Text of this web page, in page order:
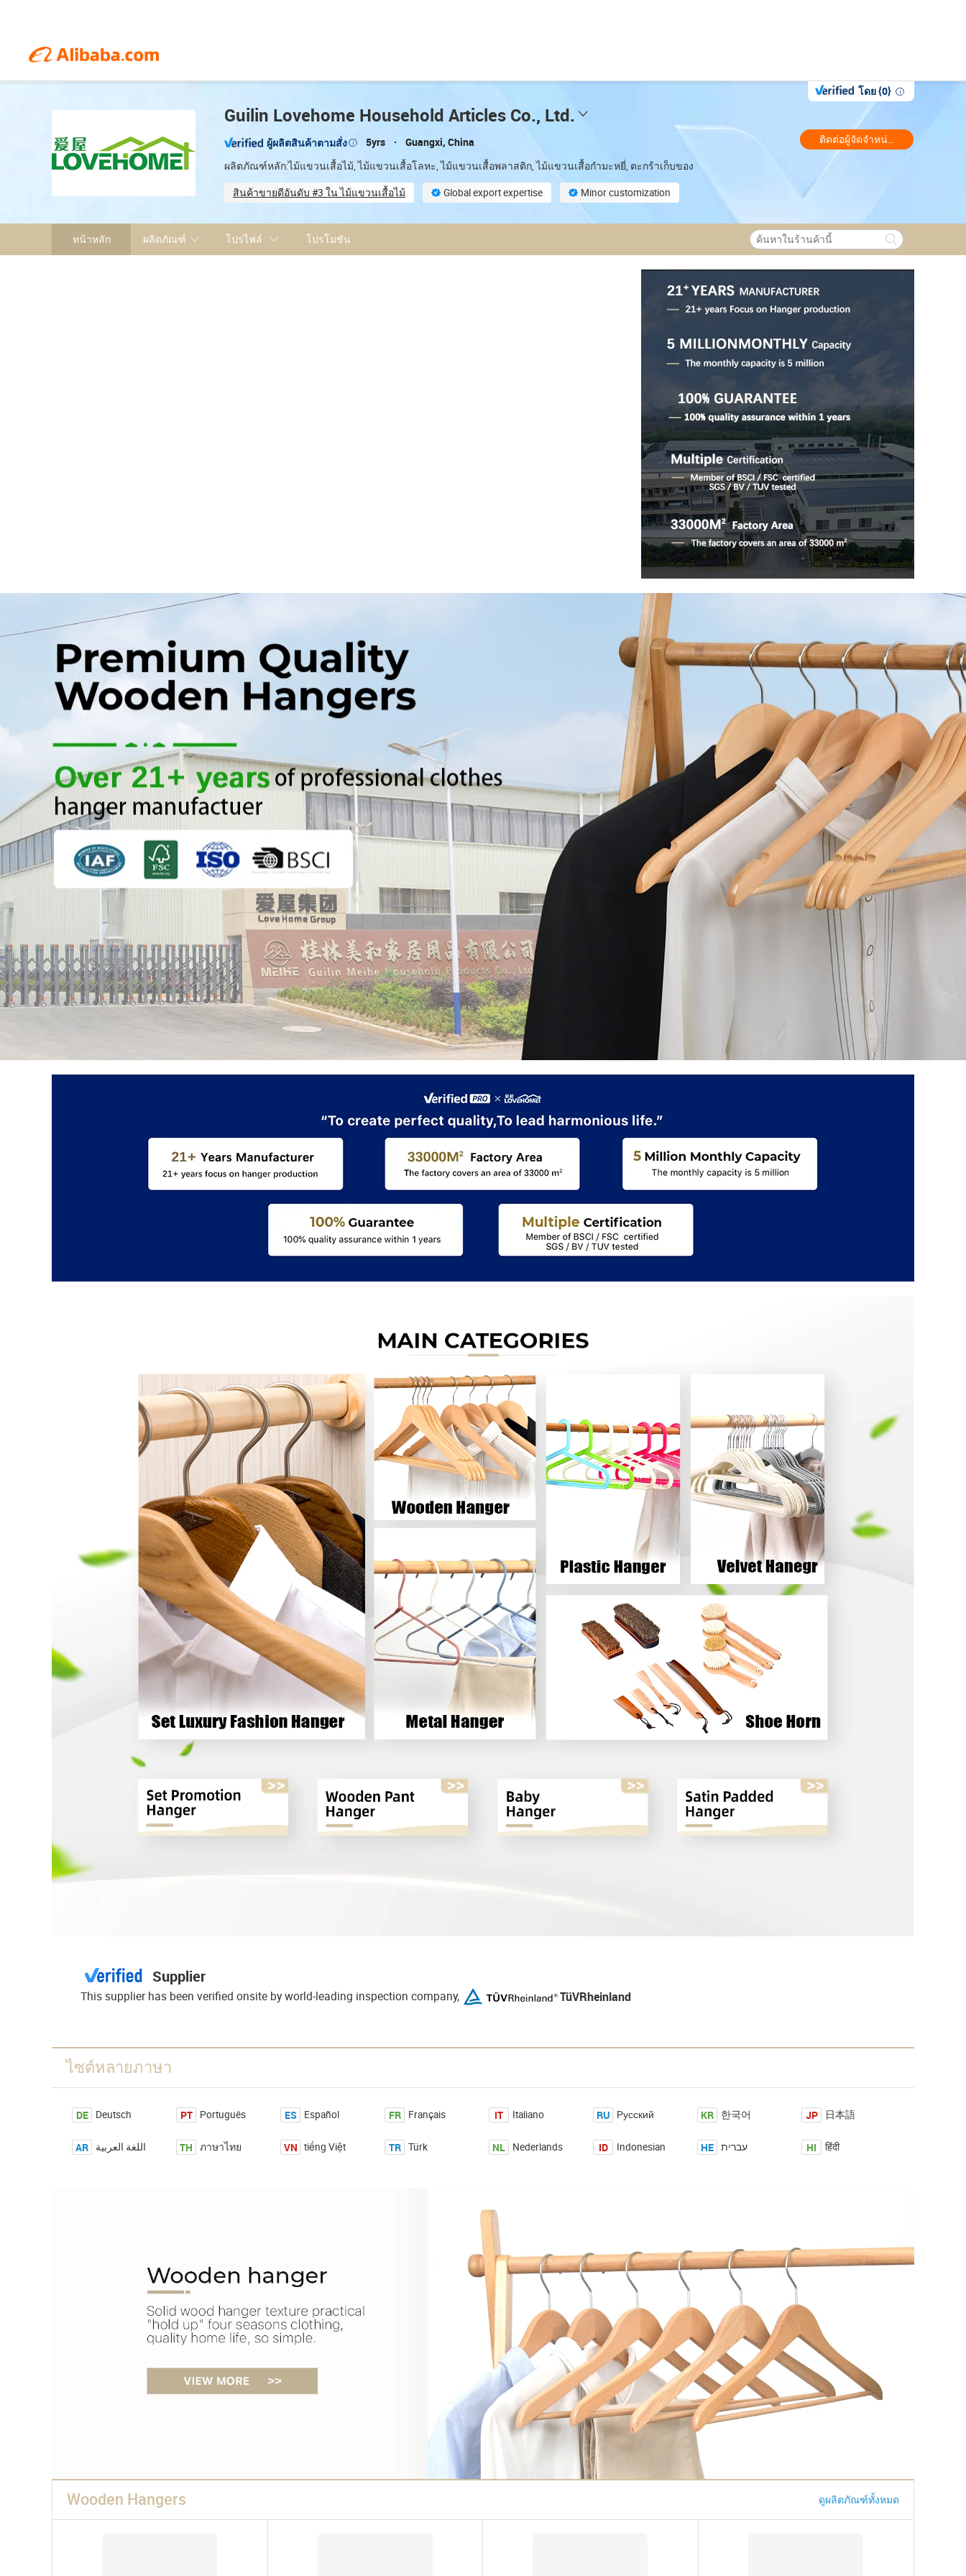
โดย {0}
Guilin Lovehome Household Articles Co., Ltd.
ผู้ผลิตสินค้าตามสั่ง 5yrs Guangxi, China
ผลิตภัณฑ์หลัก:ไม้แขวนเสื้อไม้, ไม้แขวนเสื้อโลหะ, ไม้แขวนเสื้อพลาสติก, ไม้แขวนเสื้อกำมะหยี่, ตะกร้าเก็บของ
สินค้าขายดีอันดับ #3 ใน ไม้แขวนเสื้อไม้ Global export expertise
Minor customization
ติดต่อผู้จัดจำหน่าย
หน้าหลัก ผลิตภัณฑ์ โปรไฟล์ โปรโมชัน
Supplier
This supplier has been verified onsite by world-leading inspection company, TüVRheinland
ไซต์หลายภาษา
DE Deutsch PT Português ES Español FR Français IT Italiano RU Pусский KR 한국어 JP 日本語
AR اللغة العربية TH ภาษาไทย VN tiếng Việt TR Türk NL Nederlands ID Indonesian HE עברית HI हिंदी
Wooden Hangers ดูผลิตภัณฑ์ทั้งหมด